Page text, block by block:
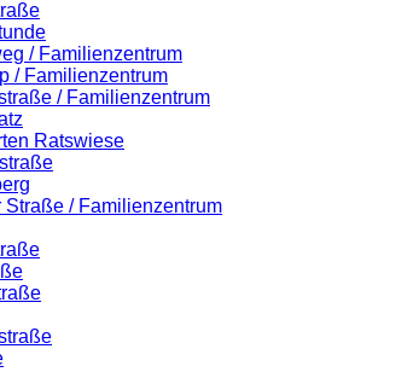
/ Familienzentrum
/ Familienzentrum
/ Familienzentrum
Ratswiese
/ Familienzentrum